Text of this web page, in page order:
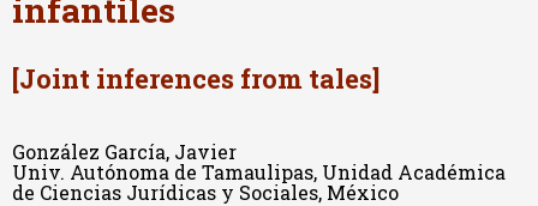
infantiles
[Joint inferences from tales]
González García, Javier
Univ. Autónoma de Tamaulipas, Unidad Académica
de Ciencias Jurídicas y Sociales, México